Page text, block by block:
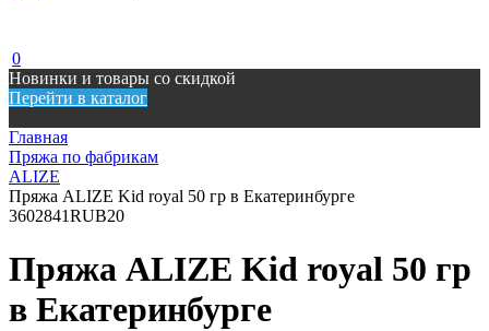
0
Новинки и товары со скидкой
Перейти в каталог
Главная
Пряжа по фабрикам
ALIZE
Пряжа ALIZE Kid royal 50 гр в Екатеринбурге
3602841RUB20
Пряжа ALIZE Kid royal 50 гр
в Екатеринбурге